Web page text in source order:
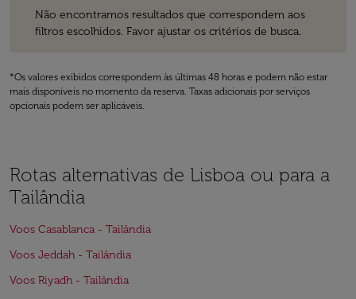
Não encontramos resultados que correspondem aos
filtros escolhidos. Favor ajustar os critérios de busca.
*Os valores exibidos correspondem às últimas 48 horas e podem não estar
mais disponíveis no momento da reserva. Taxas adicionais por serviços
opcionais podem ser aplicáveis.
Rotas alternativas de Lisboa ou para a
Tailândia
Voos Casablanca - Tailândia
Voos Jeddah - Tailândia
Voos Riyadh - Tailândia